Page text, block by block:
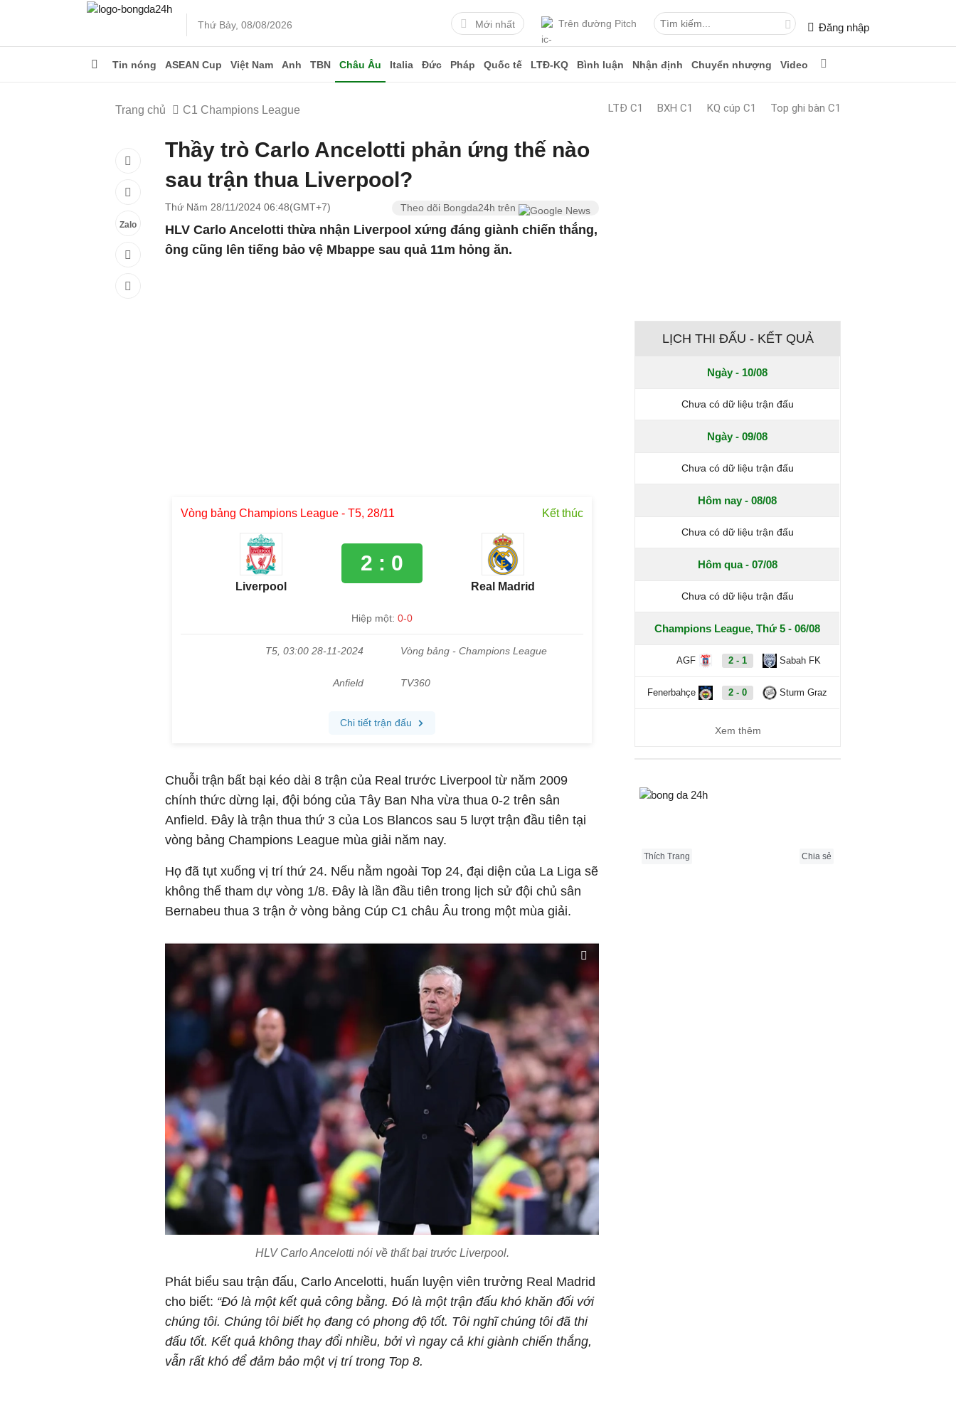
Thứ Bảy, 08/08/2026 Mới nhất Trên đường Pitch Đăng nhập
Tin nóng ASEAN Cup Việt Nam Anh TBN Châu Âu Italia Đức Pháp Quốc tế LTĐ-KQ Bình luận Nhận định Chuyển nhượng Video
Trang chủ C1 Champions League LTĐ C1 BXH C1 KQ cúp C1 Top ghi bàn C1
Zalo
Thầy trò Carlo Ancelotti phản ứng thế nào
sau trận thua Liverpool?
Thứ Năm 28/11/2024 06:48(GMT+7) Theo dõi Bongda24h trên
HLV Carlo Ancelotti thừa nhận Liverpool xứng đáng giành chiến thắng,
ông cũng lên tiếng bảo vệ Mbappe sau quả 11m hỏng ăn.
Chuỗi trận bất bại kéo dài 8 trận của Real trước Liverpool từ năm 2009
chính thức dừng lại, đội bóng của Tây Ban Nha vừa thua 0-2 trên sân
Anfield. Đây là trận thua thứ 3 của Los Blancos sau 5 lượt trận đầu tiên tại
vòng bảng Champions League mùa giải năm nay.
Họ đã tụt xuống vị trí thứ 24. Nếu nằm ngoài Top 24, đại diện của La Liga sẽ
không thể tham dự vòng 1/8. Đây là lần đầu tiên trong lịch sử đội chủ sân
Bernabeu thua 3 trận ở vòng bảng Cúp C1 châu Âu trong một mùa giải.
HLV Carlo Ancelotti nói về thất bại trước Liverpool.
Phát biểu sau trận đấu, Carlo Ancelotti, huấn luyện viên trưởng Real Madrid
cho biết: “Đó là một kết quả công bằng. Đó là một trận đấu khó khăn đối với
chúng tôi. Chúng tôi biết họ đang có phong độ tốt. Tôi nghĩ chúng tôi đã thi
đấu tốt. Kết quả không thay đổi nhiều, bởi vì ngay cả khi giành chiến thắng,
vẫn rất khó để đảm bảo một vị trí trong Top 8.
LỊCH THI ĐẤU - KẾT QUẢ
Ngày - 10/08
Chưa có dữ liệu trận đấu
Ngày - 09/08
Chưa có dữ liệu trận đấu
Hôm nay - 08/08
Chưa có dữ liệu trận đấu
Hôm qua - 07/08
Chưa có dữ liệu trận đấu
Champions League, Thứ 5 - 06/08
AGF 2 - 1 Sabah FK
Fenerbahçe 2 - 0 Sturm Graz
Xem thêm
Thích Trang Chia sẻ